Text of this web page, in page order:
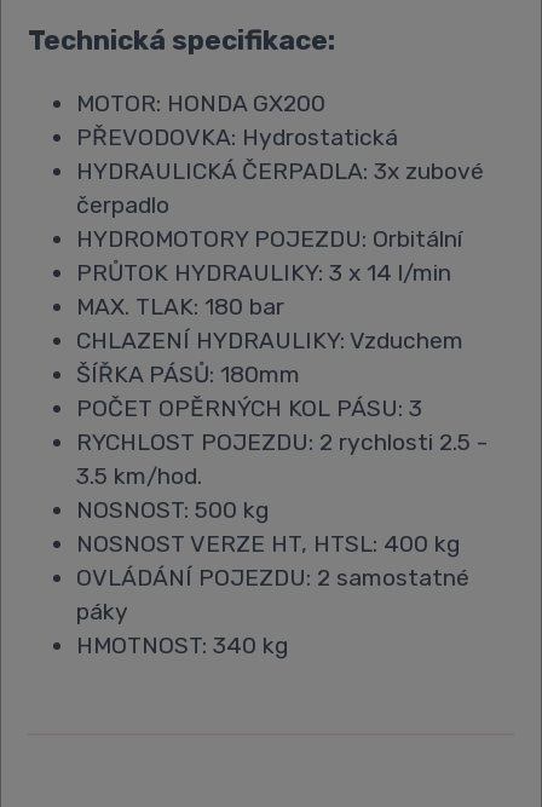
Technická specifikace:
MOTOR: HONDA GX200
PŘEVODOVKA: Hydrostatická
HYDRAULICKÁ ČERPADLA: 3x zubové
čerpadlo
HYDROMOTORY POJEZDU: Orbitální
PRŮTOK HYDRAULIKY: 3 x 14 l/min
MAX. TLAK: 180 bar
CHLAZENÍ HYDRAULIKY: Vzduchem
ŠÍŘKA PÁSŮ: 180mm
POČET OPĚRNÝCH KOL PÁSU: 3
RYCHLOST POJEZDU: 2 rychlosti 2.5 -
3.5 km/hod.
NOSNOST: 500 kg
NOSNOST VERZE HT, HTSL: 400 kg
OVLÁDÁNÍ POJEZDU: 2 samostatné
páky
HMOTNOST: 340 kg